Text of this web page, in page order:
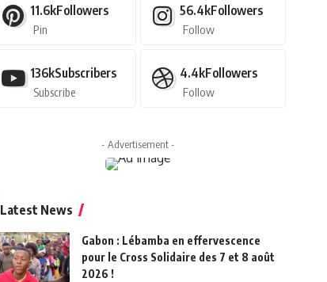
11.6kFollowers
Pin
56.4kFollowers
Follow
136kSubscribers
Subscribe
4.4kFollowers
Follow
- Advertisement -
Latest News
Gabon : Lébamba en effervescence
pour le Cross Solidaire des 7 et 8 août
2026 !